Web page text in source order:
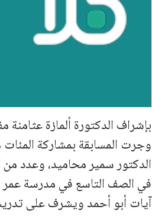
بإشراف الدكتورة ألمازة عثامنة
وجرت المسابقة بمشاركة
الدكتور سمير محاميد، وعدد
في الصف التاسع في مدرسة عمر
آيات أبو أحمد ويشرف على